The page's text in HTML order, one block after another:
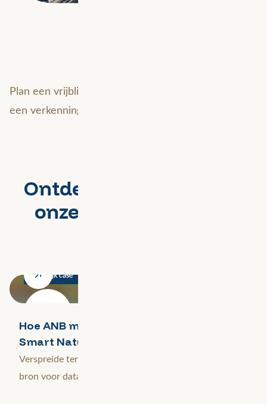
Plan een vrijblijvend adviesgesprek met ons in voor
een verkenning van de mogelijkheden!
Ontdek hoe we dit voor
onze klanten hebben
Bekijk case
Hoe ANB met Terreinobjecten bouwt aan
Smart Nature
Verspreide terreindata samenbrengen in één centrale
bron voor datagedreven natuurbeheer.